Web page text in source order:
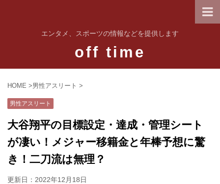
エンタメ、スポーツの情報などを提供します
off time
HOME >男性アスリート >
男性アスリート
大谷翔平の目標設定・達成・管理シート
が凄い！メジャー移籍金と年棒予想に驚
き！二刀流は無理？
更新日： 2022年12月18日